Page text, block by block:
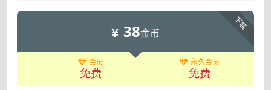
下载
38金币
会员
免费
永久会员
免费